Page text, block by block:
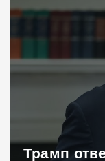
Трамп